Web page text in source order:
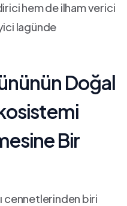
hem de ilham verici
lagünde
Doğal
Bir‍
cennetlerinden⁢ biri